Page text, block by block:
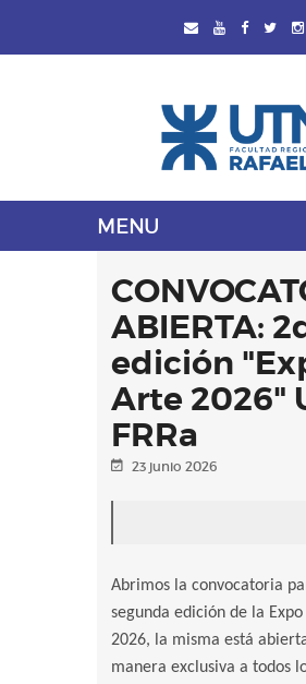
ABIERTA:
edición
Arte 2026"
FRRa
23 junio 2026
Abrimos la convocatoria
segunda edición de la
2026, la misma está
manera exclusiva a todos